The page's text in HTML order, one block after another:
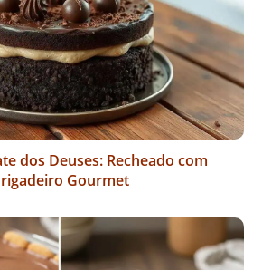
dos Deuses: Recheado com
Gourmet